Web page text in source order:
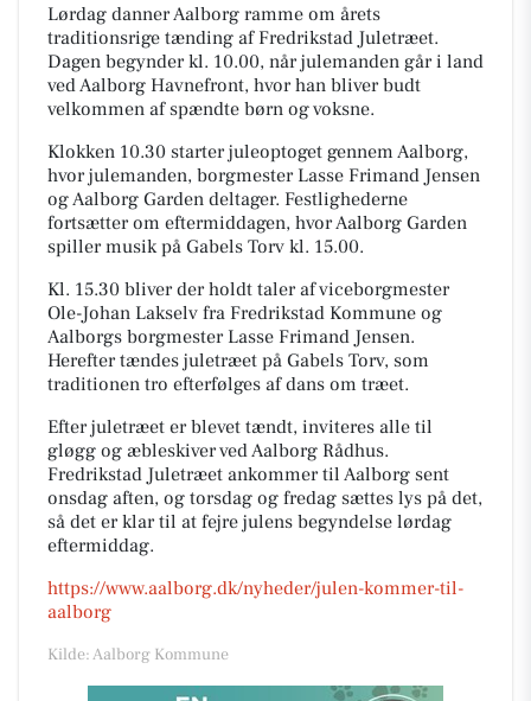
Lørdag danner Aalborg ramme om årets
traditionsrige tænding af Fredrikstad Juletræet.
Dagen begynder kl. 10.00, når julemanden går i land
ved Aalborg Havnefront, hvor han bliver budt
velkommen af spændte børn og voksne.
Klokken 10.30 starter juleoptoget gennem Aalborg,
hvor julemanden, borgmester Lasse Frimand Jensen
og Aalborg Garden deltager. Festlighederne
fortsætter om eftermiddagen, hvor Aalborg Garden
spiller musik på Gabels Torv kl. 15.00.
Kl. 15.30 bliver der holdt taler af viceborgmester
Ole-Johan Lakselv fra Fredrikstad Kommune og
Aalborgs borgmester Lasse Frimand Jensen.
Herefter tændes juletræet på Gabels Torv, som
traditionen tro efterfølges af dans om træet.
Efter juletræet er blevet tændt, inviteres alle til
gløgg og æbleskiver ved Aalborg Rådhus.
Fredrikstad Juletræet ankommer til Aalborg sent
onsdag aften, og torsdag og fredag sættes lys på det,
så det er klar til at fejre julens begyndelse lørdag
eftermiddag.
https://www.aalborg.dk/nyheder/julen-kommer-til-
aalborg
Kilde: Aalborg Kommune